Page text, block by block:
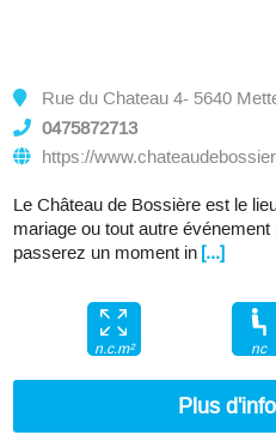
Rue du Chateau 4- 5640
0475872713
https://
Le Château de Bossière est le
mariage ou tout autre
passerez un moment in [...]
n.c.m²
nc
Plus